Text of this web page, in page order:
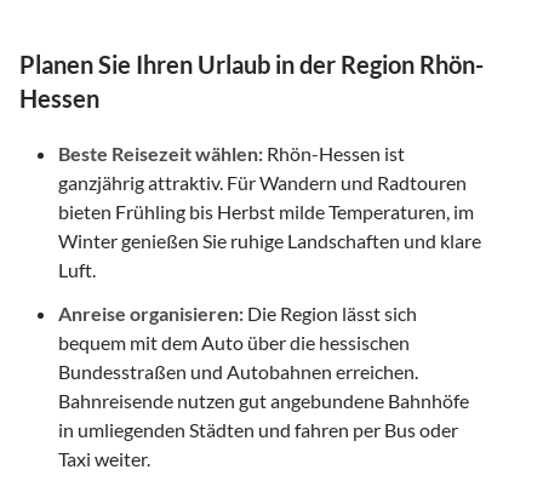
Planen Sie Ihren Urlaub in der Region Rhön-
Hessen
Beste Reisezeit wählen: Rhön-Hessen ist
ganzjährig attraktiv. Für Wandern und Radtouren
bieten Frühling bis Herbst milde Temperaturen, im
Winter genießen Sie ruhige Landschaften und klare
Luft.
Anreise organisieren: Die Region lässt sich
bequem mit dem Auto über die hessischen
Bundesstraßen und Autobahnen erreichen.
Bahnreisende nutzen gut angebundene Bahnhöfe
in umliegenden Städten und fahren per Bus oder
Taxi weiter.